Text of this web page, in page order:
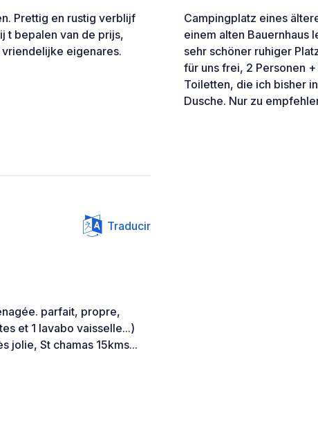
Prettig en rustig verblijf
t bepalen van de prijs,
eigenares.
Campingplatz eines
einem alten Bauernhaus
sehr schöner ruhiger
für uns frei, 2 Personen
Toiletten, die ich bisher
Dusche. Nur zu
Traducir
parfait, propre,
et 1 lavabo vaisselle...)
jolie, St chamas 15kms...